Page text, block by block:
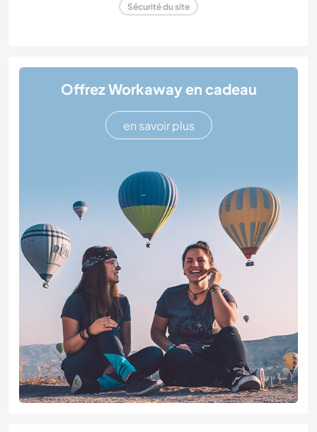
Sécurité du site
Offrez Workaway en cadeau
en savoir plus